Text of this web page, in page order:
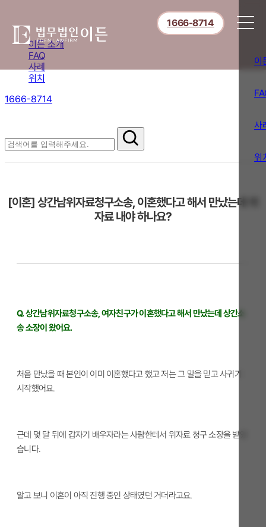
이든 소개
FAQ
사례
위치
1666-8714
1666-8714
이
사
위
[이혼] 상간남위자료청구소송, 이혼했다고 해서 만났는데 위
자료 내야 하나요?
Q. 상간남위자료청구소송, 여자친구가 이혼했다고 해서 만났는데 상간소
송 소장이 왔어요.
처음 만났을 때 본인이 이미 이혼했다고 했고 저는 그 말을 믿고 사귀기
시작했어요.
근데 몇 달 뒤에 갑자기 배우자라는 사람한테서 위자료 청구 소장을 받았
습니다.
알고 보니 이혼이 아직 진행 중인 상태였던 거더라고요.